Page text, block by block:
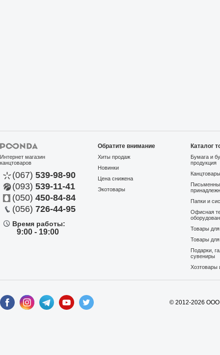
Интернет магазин
канцтоваров
(067) 539-98-90
(093) 539-11-41
(050) 450-84-84
(056) 726-44-95
Время работы:
9:00 - 19:00
Обратите внимание
Хиты продаж
Новинки
Цена снижена
Экотовары
Каталог
Бумага и
продукция
Папки и
Офисная
Товары
Товары
Подарки,
сувениры
Хозтовары
© 2012-2026